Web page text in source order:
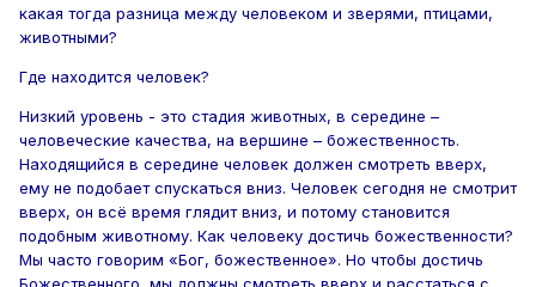
какая тогда разница между человеком и зверями, птицами,
животными?
Где находится человек?
Низкий уровень - это стадия животных, в середине –
человеческие качества, на вершине – божественность.
Находящийся в середине человек должен смотреть вверх,
ему не подобает спускаться вниз. Человек сегодня не смотрит
вверх, он всё время глядит вниз, и потому становится
подобным животному. Как человеку достичь божественности?
Мы часто говорим «Бог, божественное». Но чтобы достичь